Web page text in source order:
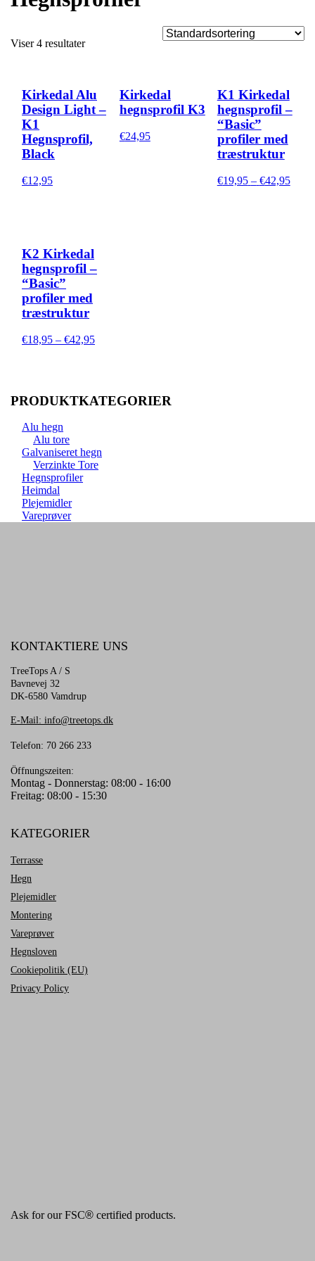
Viser 4 resultater
Kirkedal Alu
Design Light –
K1
Hegnsprofil,
Black
€12,95
Kirkedal
hegnsprofil K3
€24,95
K1 Kirkedal
hegnsprofil –
“Basic”
profiler med
træstruktur
€19,95 – €42,95
K2 Kirkedal
hegnsprofil –
“Basic”
profiler med
træstruktur
€18,95 – €42,95Prisinterval:
PRODUKTKATEGORIER
Alu hegn
Alu tore
Galvaniseret hegn
Verzinkte Tore
Hegnsprofiler
Heimdal
Plejemidler
Vareprøver
KONTAKTIERE UNS
TreeTops A / S
Bavnevej 32
DK-6580 Vamdrup
E-Mail: info@treetops.dk
Telefon: 70 266 233
Öffnungszeiten:
Montag - Donnerstag: 08:00 - 16:00
Freitag: 08:00 - 15:30
KATEGORIER
Terrasse
Hegn
Plejemidler
Montering
Vareprøver
Hegnsloven
Cookiepolitik (EU)
Privacy Policy
Ask for our FSC® certified products.